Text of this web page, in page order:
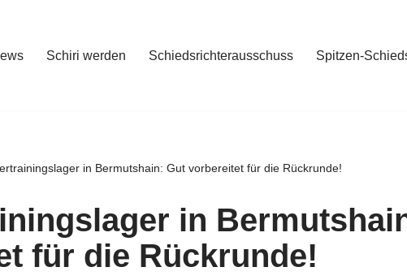
Schiri werden Schiedsrichterausschuss Spitzen-
in Bermutshain: Gut vorbereitet für die Rückrunde!
in
für die Rückrunde!